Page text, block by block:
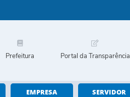
Prefeitura Portal da Transparência
EMPRESA SERVIDOR